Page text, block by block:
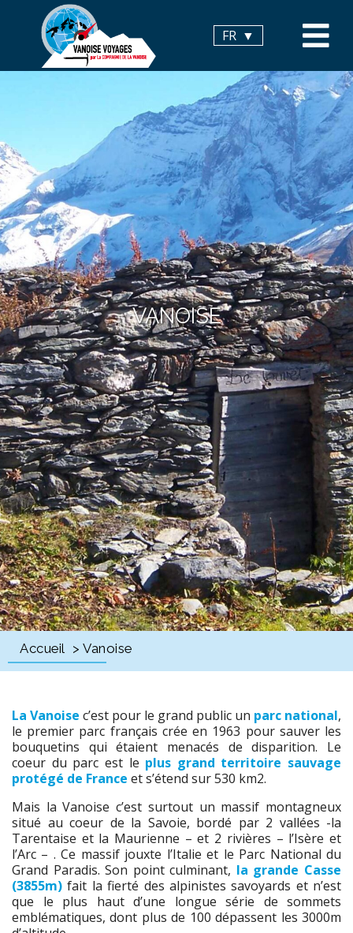
FR
VANOISE
Accueil > Vanoise
La Vanoise c’est pour le grand public un parc national,
le premier parc français crée en 1963 pour sauver les
bouquetins qui étaient menacés de disparition. Le
coeur du parc est le plus grand territoire sauvage
protégé de France et s’étend sur 530 km2.
Mais la Vanoise c’est surtout un massif montagneux
situé au coeur de la Savoie, bordé par 2 vallées -la
Tarentaise et la Maurienne – et 2 rivières – l’Isère et
l’Arc – . Ce massif jouxte l’Italie et le Parc National du
Grand Paradis. Son point culminant, la grande Casse
(3855m) fait la fierté des alpinistes savoyards et n’est
que le plus haut d’une longue série de sommets
emblématiques, dont plus de 100 dépassent les 3000m
Panneau de gestion des cookies